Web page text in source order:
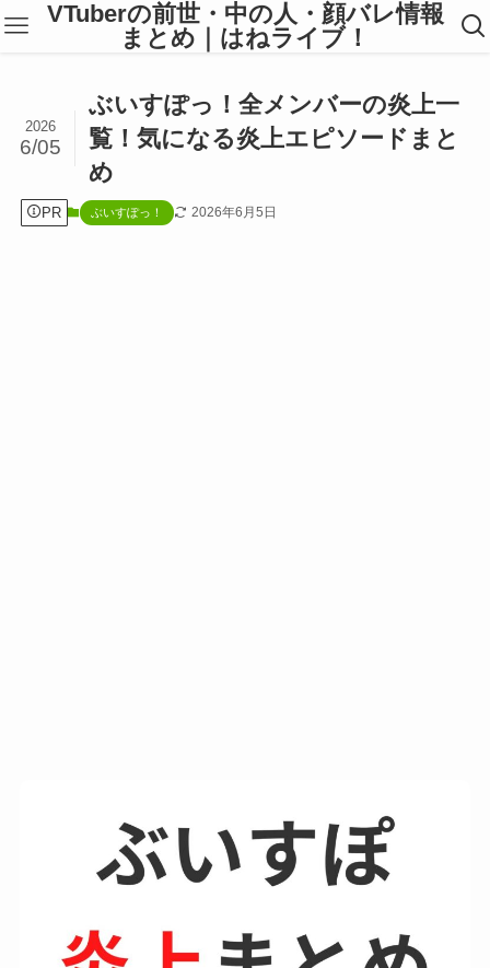
VTuberの前世・中の人・顔バレ情報
まとめ｜はねライブ！
ぶいすぽっ！全メンバーの炎上一
覧！気になる炎上エピソードまと
め
2026
6/05
PR ぶいすぽっ！ 2026年6月5日